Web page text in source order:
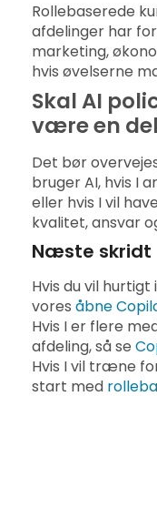
Rollebaserede
afdelinger har
marketing,
hvis øvelserne
Skal AI
være en
Det bør
bruger AI, hvis I
eller hvis I vil
kvalitet, ansvar
Næste skridt
Hvis du vil
vores åbne
Hvis I er flere
afdeling, så se
Hvis I vil træne
start med